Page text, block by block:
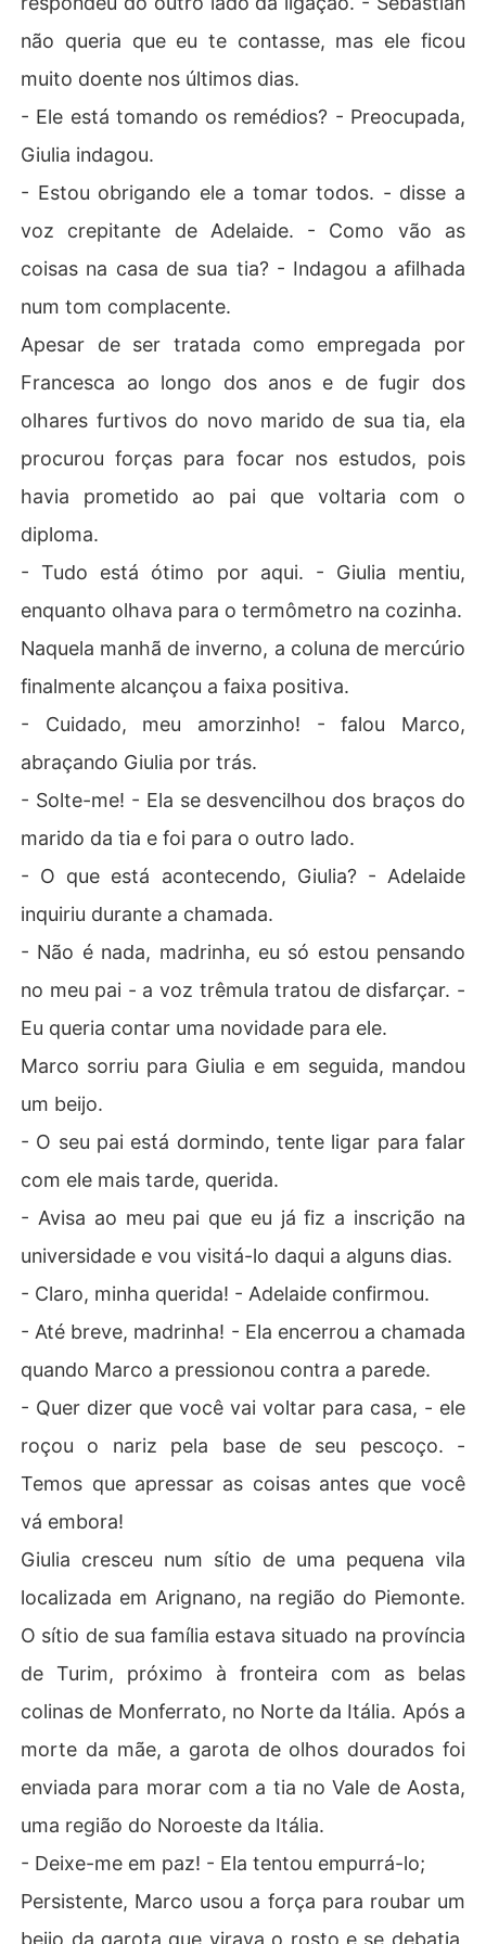
Meses depois de passarem uma noite juntos, Maximilia
n reencontrou a garota grávida servindo mesas durante
eus inimigos usassem a gravidez da jovem para causar
um escândalo durante a sua campanha eleitoral na regi
ão de Turim, Itália.
O homem ambicioso planejava mantê-la em um casame
nto de conveniência por 365 dias até conseguir o que a
Poderia o amor surgir em um relacionamento por intere
não queria que eu te contasse, mas ele ficou
muito doente nos últimos dias.
- Ele está tomando os remédios? - Preocupada,
Giulia indagou.
- Estou obrigando ele a tomar todos. - disse a
voz crepitante de Adelaide. - Como vão as
coisas na casa de sua tia? - Indagou a afilhada
num tom complacente.
Apesar de ser tratada como empregada por
Francesca ao longo dos anos e de fugir dos
olhares furtivos do novo marido de sua tia, ela
procurou forças para focar nos estudos, pois
havia prometido ao pai que voltaria com o
diploma.
- Tudo está ótimo por aqui. - Giulia mentiu,
enquanto olhava para o termômetro na cozinha.
Naquela manhã de inverno, a coluna de mercúrio
finalmente alcançou a faixa positiva.
- Cuidado, meu amorzinho! - falou Marco,
abraçando Giulia por trás.
- Solte-me! - Ela se desvencilhou dos braços do
marido da tia e foi para o outro lado.
- O que está acontecendo, Giulia? - Adelaide
inquiriu durante a chamada.
- Não é nada, madrinha, eu só estou pensando
no meu pai - a voz trêmula tratou de disfarçar. -
Eu queria contar uma novidade para ele.
Marco sorriu para Giulia e em seguida, mandou
um beijo.
- O seu pai está dormindo, tente ligar para falar
com ele mais tarde, querida.
- Avisa ao meu pai que eu já fiz a inscrição na
universidade e vou visitá-lo daqui a alguns dias.
- Claro, minha querida! - Adelaide confirmou.
- Até breve, madrinha! - Ela encerrou a chamada
quando Marco a pressionou contra a parede.
- Quer dizer que você vai voltar para casa, - ele
roçou o nariz pela base de seu pescoço. -
Temos que apressar as coisas antes que você
vá embora!
Giulia cresceu num sítio de uma pequena vila
localizada em Arignano, na região do Piemonte.
O sítio de sua família estava situado na província
de Turim, próximo à fronteira com as belas
colinas de Monferrato, no Norte da Itália. Após a
morte da mãe, a garota de olhos dourados foi
enviada para morar com a tia no Vale de Aosta,
uma região do Noroeste da Itália.
- Deixe-me em paz! - Ela tentou empurrá-lo;
Persistente, Marco usou a força para roubar um
beijo da garota que virava o rosto e se debatia,